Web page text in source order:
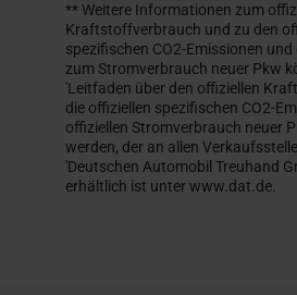
** Weitere Informationen zum
Kraftstoffverbrauch und zu den
spezifischen CO2-Emissionen
zum Stromverbrauch neuer Pkw
'Leitfaden über den offiziellen
die offiziellen spezifischen CO2-
offiziellen Stromverbrauch neuer
werden, der an allen
'Deutschen Automobil Treuhand
erhältlich ist unter www.dat.de.